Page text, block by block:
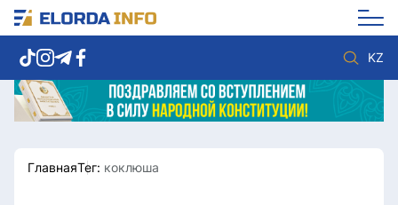
KZ
Новости столицы
ГлавнаяТег: коклюша